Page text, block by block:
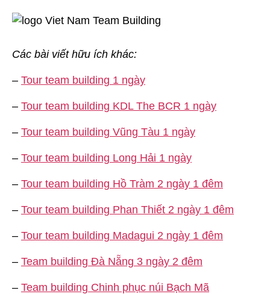
Các bài viết hữu ích khác:
– Tour team building 1 ngày
– Tour team building KDL The BCR 1 ngày
– Tour team building Vũng Tàu 1 ngày
– Tour team building Long Hải 1 ngày
– Tour team building Hồ Tràm 2 ngày 1 đêm
– Tour team building Phan Thiết 2 ngày 1 đêm
– Tour team building Madagui 2 ngày 1 đêm
– Team building Đà Nẵng 3 ngày 2 đêm
– Team building Chinh phục núi Bạch Mã